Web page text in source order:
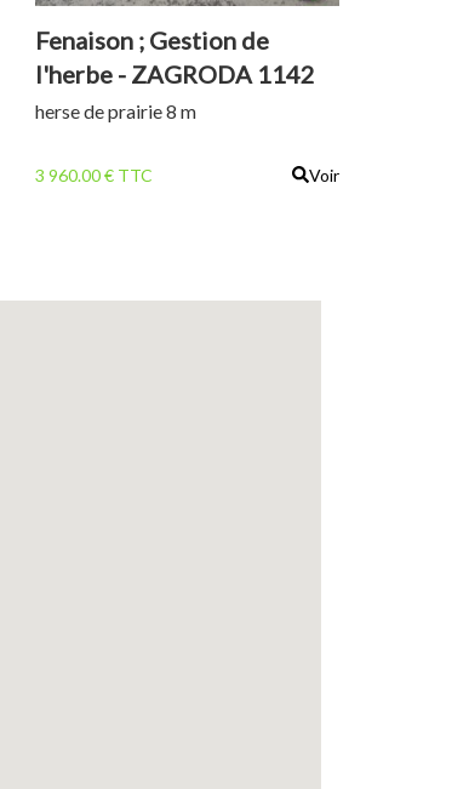
Fenaison ; Gestion de
l'herbe - ZAGRODA 1142
RX 8M
herse de prairie 8 m
3 960.00 € TTC Voir